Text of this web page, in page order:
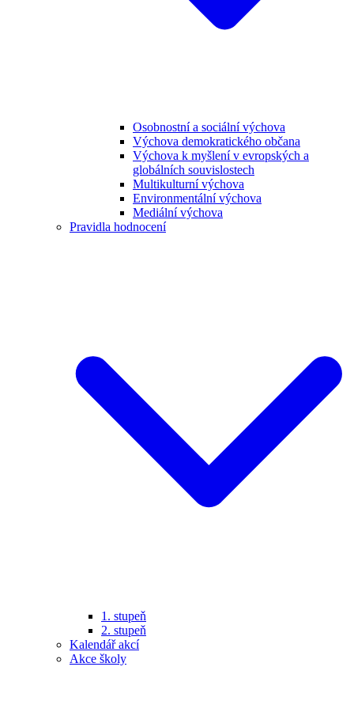
Osobnostní a sociální výchova
Výchova demokratického občana
Výchova k myšlení v evropských a
globálních souvislostech
Multikulturní výchova
Environmentální výchova
Mediální výchova
Pravidla hodnocení
1. stupeň
2. stupeň
Kalendář akcí
Akce školy